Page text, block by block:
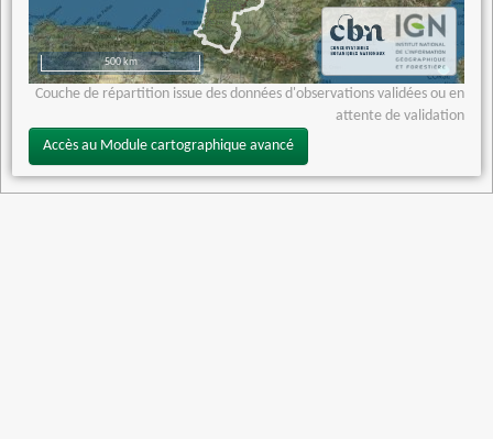
500 km
Couche de répartition issue des données d'observations validées ou en
attente de validation
Accès au Module cartographique avancé